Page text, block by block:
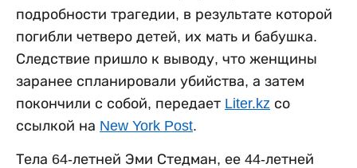
подробности трагедии, в результате которой
погибли четверо детей, их мать и бабушка.
Следствие пришло к выводу, что женщины
заранее спланировали убийства, а затем
покончили с собой, передает Liter.kz со
ссылкой на New York Post.
Тела 64-летней Эми Стедман, ее 44-летней